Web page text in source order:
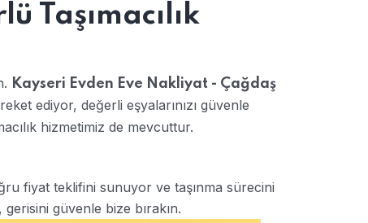
Taşımacılık
Kayseri Evden Eve Nakliyat - Çağdaş
ediyor, değerli eşyalarınızı güvenle
hizmetimiz de mevcuttur.
fiyat teklifini sunuyor ve taşınma sürecini
güvenle bize bırakın.